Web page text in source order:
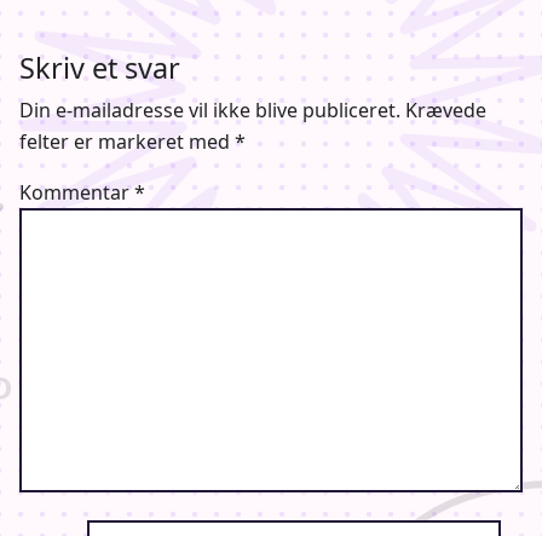
https://j-popcon.dk/da/shop/
Billetpriserne bliver således:
Skriv et svar
Din e-mailadresse vil ikke blive publiceret. Krævede
felter er markeret med *
Kommentar*